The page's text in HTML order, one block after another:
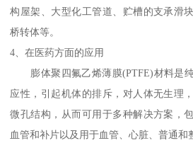
构屋架、大型化工管道、贮槽的支承滑
桥转体等。
4、在医药方面的应用
膨体聚四氟乙烯薄膜(PTFE)材料是
应性，引起机体的排斥，对人体无生理
微孔结构，从而可用于多种解决方案，
血管和补片以及用于血管、心脏、普通和